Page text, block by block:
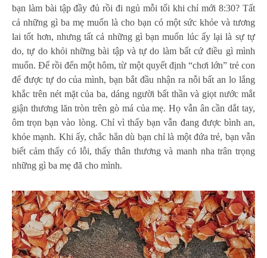
bạn làm bài tập đầy đủ rồi đi ngủ mỗi tối khi chỉ mới 8:30? Tất
cả những gì ba mẹ muốn là cho bạn có một sức khỏe và tương
lai tốt hơn, nhưng tất cả những gì bạn muốn lúc ấy lại là sự tự
do, tự do khỏi những bài tập và tự do làm bất cứ điều gì mình
muốn. Để rồi đến một hôm, từ một quyết định “chơi lớn” trẻ con
để được tự do của mình, bạn bắt đầu nhận ra nỗi bất an lo lắng
khắc trên nét mặt của ba, dáng người bất thần và giọt nước mắt
giận thương lăn tròn trên gò má của mẹ. Họ vẫn ân cần dắt tay,
ôm trọn bạn vào lòng. Chỉ vì thấy bạn vẫn đang được bình an,
khỏe mạnh. Khi ấy, chắc hẳn dù bạn chỉ là một đứa trẻ, bạn vẫn
biết cảm thấy có lỗi, thấy thân thương và manh nha trân trọng
những gì ba mẹ đã cho mình.